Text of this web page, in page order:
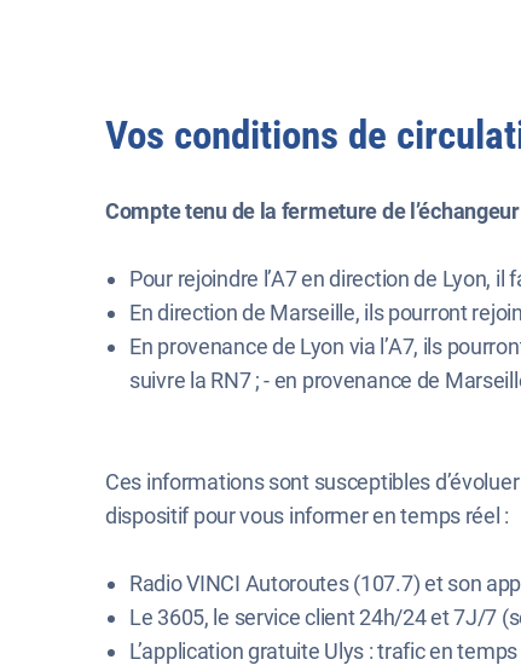
Vos conditions de
Compte tenu de la fermeture de
Pour rejoindre l’A7 en direction de Lyon, il
En direction de Marseille, ils pourront
En provenance de Lyon via l’A7, ils
suivre la RN7 ; - en provenance de
Ces informations sont susceptibles
dispositif pour vous informer en temps réel :
Radio VINCI Autoroutes (107.7) et son
Le 3605, le service client 24h/24 et 7J/7
L’application gratuite Ulys : trafic en temps